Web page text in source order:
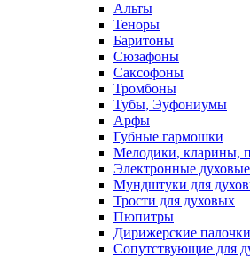
Альты
Теноры
Баритоны
Сюзафоны
Саксофоны
Тромбоны
Тубы, Эуфониумы
Арфы
Губные гармошки
Мелодики, кларины,
Электронные духовые
Мундштуки для
Трости для духовых
Пюпитры
Дирижерские палочки
Сопутствующие для